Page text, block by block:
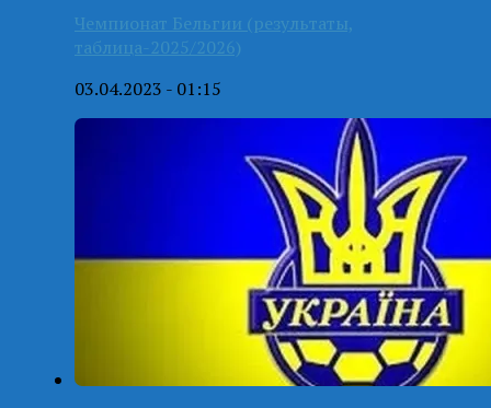
Чемпионат Бельгии (результаты,
таблица-2025/2026)
03.04.2023 - 01:15